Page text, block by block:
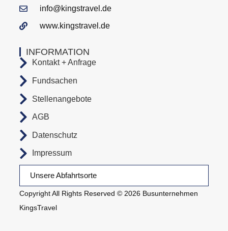
Copyright All Rights Reserved © 2026 Busunternehmen
KingsTravel
Unsere Abfahrtsorte
INFORMATION
Kontakt + Anfrage
Fundsachen
Stellenangebote
AGB
Datenschutz
Impressum
info@kingstravel.de
www.kingstravel.de